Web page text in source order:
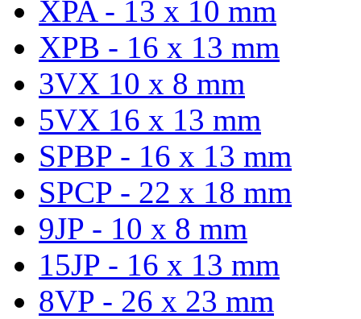
XPA - 13 x 10 mm
XPB - 16 x 13 mm
3VX 10 x 8 mm
5VX 16 x 13 mm
SPBP - 16 x 13 mm
SPCP - 22 x 18 mm
9JP - 10 x 8 mm
15JP - 16 x 13 mm
8VP - 26 x 23 mm